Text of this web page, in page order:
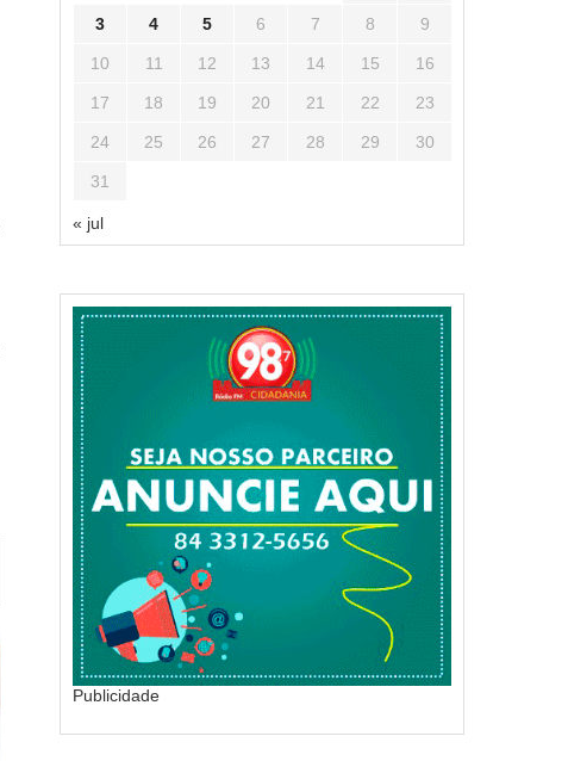
3 4 5 6 7 8 9
10 11 12 13 14 15 16
17 18 19 20 21 22 23
24 25 26 27 28 29 30
31
« jul
Publicidade